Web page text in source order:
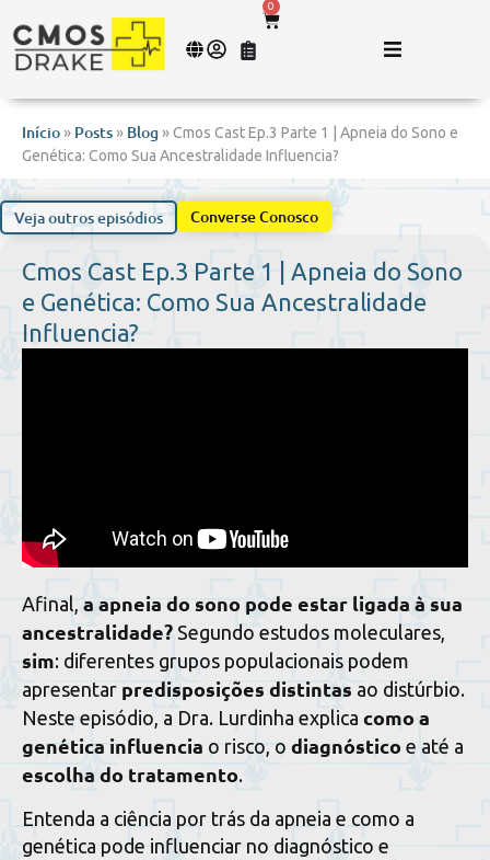
0
Início» Posts» Blog»Cmos Cast Ep.3 Parte 1 | Apneia do Sono e
Genética: Como Sua Ancestralidade Influencia?
Veja outros episódios Converse Conosco
Cmos Cast Ep.3 Parte 1 | Apneia do Sono
e Genética: Como Sua Ancestralidade
Influencia?
Afinal, a apneia do sono pode estar ligada à sua
ancestralidade? Segundo estudos moleculares,
sim: diferentes grupos populacionais podem
apresentar predisposições distintas ao distúrbio.
Neste episódio, a Dra. Lurdinha explica como a
genética influencia o risco, o diagnóstico e até a
escolha do tratamento.
Entenda a ciência por trás da apneia e como a
genética pode influenciar no diagnóstico e